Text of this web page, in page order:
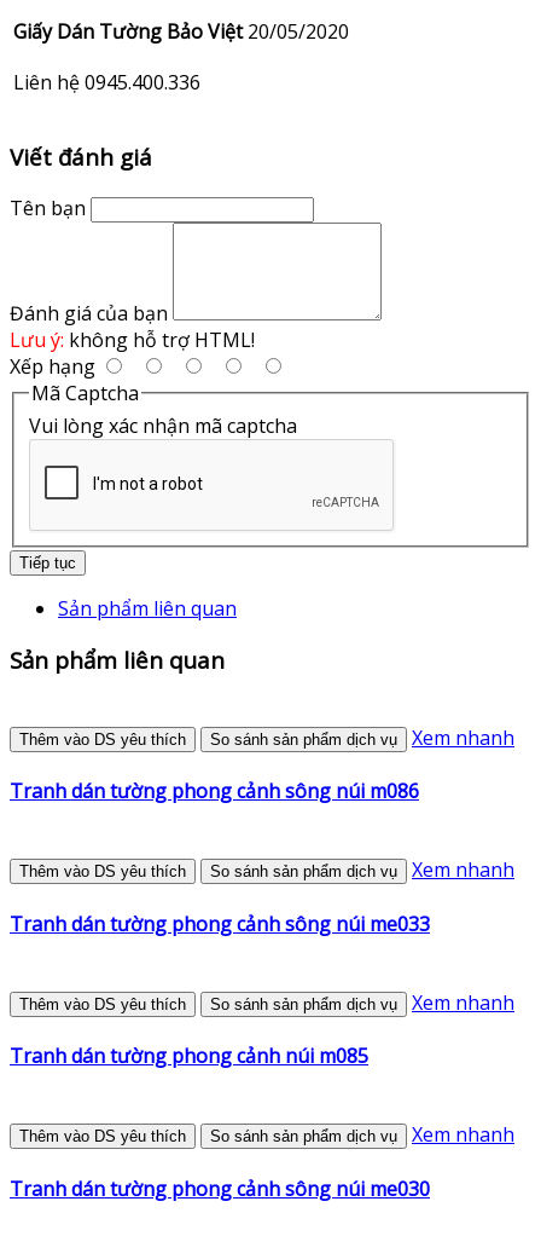
Giấy Dán Tường Bảo Việt 20/05/2020
Liên hệ 0945.400.336
Viết đánh giá
Tên bạn
Đánh giá của bạn
Lưu ý: không hỗ trợ HTML!
Xếp hạng
Mã Captcha
Vui lòng xác nhận mã captcha
Tiếp tục
Sản phẩm liên quan
Sản phẩm liên quan
Thêm vào DS yêu thích So sánh sản phẩm dịch vụ Xem nhanh
Tranh dán tường phong cảnh sông núi m086
Thêm vào DS yêu thích So sánh sản phẩm dịch vụ Xem nhanh
Tranh dán tường phong cảnh sông núi me033
Thêm vào DS yêu thích So sánh sản phẩm dịch vụ Xem nhanh
Tranh dán tường phong cảnh núi m085
Thêm vào DS yêu thích So sánh sản phẩm dịch vụ Xem nhanh
Tranh dán tường phong cảnh sông núi me030